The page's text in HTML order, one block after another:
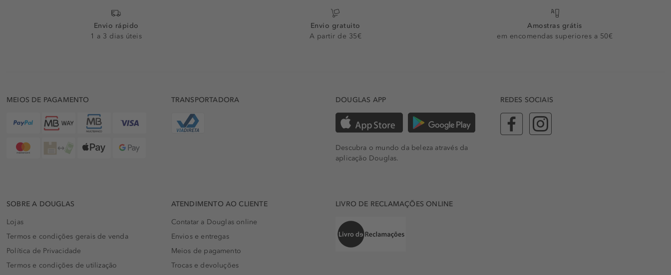
Envio rápido
1 a 3 dias úteis
Envio gratuito
A partir de 35€
Amostras grátis
em encomendas superiores a 50€
MEIOS DE PAGAMENTO TRANSPORTADORA DOUGLAS APP
Descubra o mundo da beleza através da
aplicação Douglas.
REDES SOCIAIS
SOBRE A DOUGLAS
Lojas
Termos e condições gerais de venda
Política de Privacidade
Termos e condições de utilização
ATENDIMENTO AO CLIENTE
Contatar a Douglas online
Envios e entregas
Meios de pagamento
Trocas e devoluções
LIVRO DE RECLAMAÇÕES ONLINE